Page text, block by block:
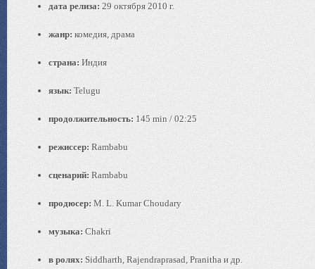
дата релиза: 29 октября 2010 г.
жанр: комедия, драма
страна: Индия
язык: Telugu
продолжительность: 145 min / 02:25
режиссер: Rambabu
сценарий: Rambabu
продюсер: M. L. Kumar Choudary
музыка: Chakri
в ролях: Siddharth, Rajendraprasad, Pranitha и др.